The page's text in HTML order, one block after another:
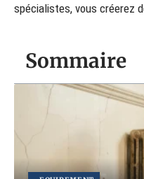
Sommaire
spécialistes, vous créerez